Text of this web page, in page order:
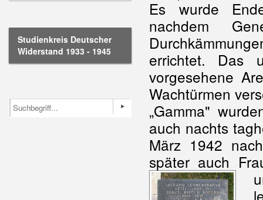
Studienkreis Deutscher
Widerstand 1933 - 1945
Es wurde
nachdem
errichtet. Das
vorgesehene
Wachtürmen
„Gamma"
auch nachts
März 1942
später auch